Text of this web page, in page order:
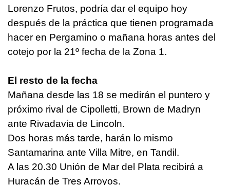
Lorenzo Frutos, podría dar el equipo hoy
después de la práctica que tienen programada
hacer en Pergamino o mañana horas antes del
cotejo por la 21º fecha de la Zona 1.
El resto de la fecha
Mañana desde las 18 se medirán el puntero y
próximo rival de Cipolletti, Brown de Madryn
ante Rivadavia de Lincoln.
Dos horas más tarde, harán lo mismo
Santamarina ante Villa Mitre, en Tandil.
A las 20.30 Unión de Mar del Plata recibirá a
Huracán de Tres Arroyos.